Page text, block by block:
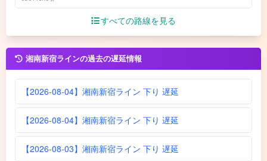
すべての路線を見る
湘南新宿ラインの過去の遅延情報
【2026-08-04】湘南新宿ライン 下り 遅延
【2026-08-04】湘南新宿ライン 下り 遅延
【2026-08-03】湘南新宿ライン 下り 遅延